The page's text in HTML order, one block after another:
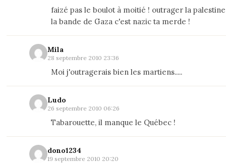
faizé pas le boulot à moitié ! outrager la
la bande de Gaza c'est nazic ta merde !
Mila
28 septembre 2010 23:36
Moi j'outragerais bien les martiens.....
Ludo
26 septembre 2010 06:26
Tabarouette, il manque le Québec !
dono1234
19 septembre 2010 20:20